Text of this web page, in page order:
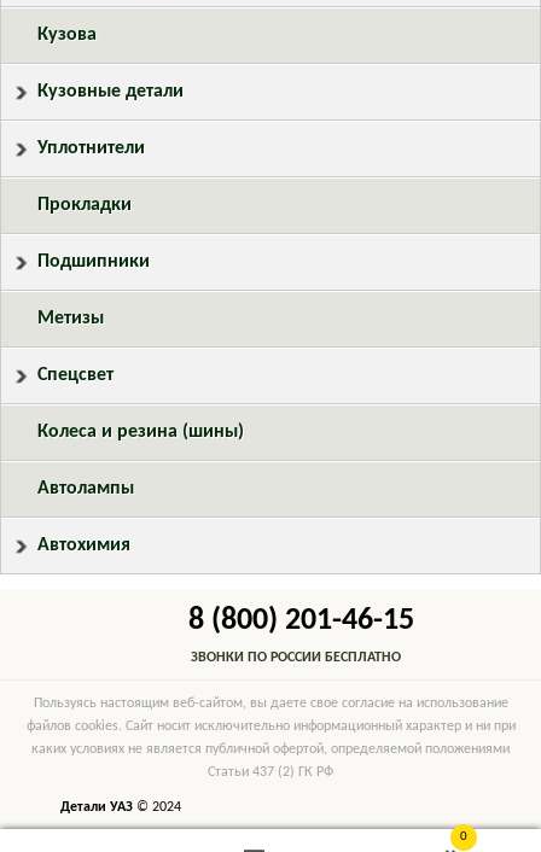
Кузова
Кузовные детали
Уплотнители
Прокладки
Подшипники
Метизы
Спецсвет
Колеса и резина (шины)
Автолампы
Автохимия
8 (800) 201-46-15
ЗВОНКИ ПО РОССИИ БЕСПЛАТНО
0
Пользуясь настоящим веб-сайтом, вы даете свое согласие на использование
файлов cookies. Сайт носит исключительно информационный характер и ни при
каких условиях не является публичной офертой, определяемой положениями
Статьи 437 (2) ГК РФ
Детали УАЗ © 2024